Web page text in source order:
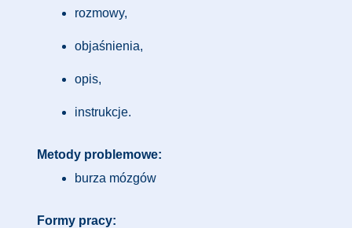
rozmowy,
objaśnienia,
opis,
instrukcje.
Metody problemowe:
burza mózgów
Formy pracy: